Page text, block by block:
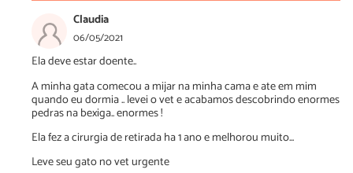
Claudia
06/05/2021
Ela deve estar doente..
A minha gata comecou a mijar na minha cama e ate em mim
quando eu dormia .. levei o vet e acabamos descobrindo enormes
pedras na bexiga.. enormes !
Ela fez a cirurgia de retirada ha 1 ano e melhorou muito...
Leve seu gato no vet urgente